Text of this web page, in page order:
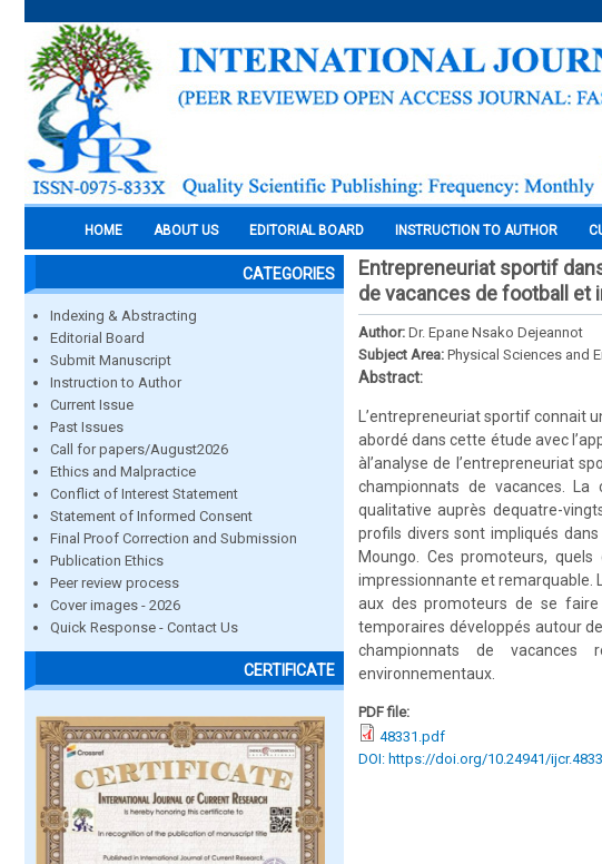
HOME ABOUT US EDITORIAL BOARD INSTRUCTION TO AUTHOR
CATEGORIES
Indexing & Abstracting
Editorial Board
Submit Manuscript
Instruction to Author
Current Issue
Past Issues
Call for papers/August2026
Ethics and Malpractice
Conflict of Interest Statement
Statement of Informed Consent
Final Proof Correction and Submission
Publication Ethics
Peer review process
Cover images - 2026
Quick Response - Contact Us
CERTIFICATE
Entrepreneuriat sportif
de vacances de football
Author: Dr. Epane Nsako Dejeannot
Subject Area: Physical Sciences and
Abstract:
L’entrepreneuriat sportif connait
abordé dans cette étude avec
àl’analyse de l’entrepreneuriat
championnats de vacances. La
qualitative auprès dequatre-
profils divers sont impliqués
Moungo. Ces promoteurs,
impressionnante et remarquable.
aux des promoteurs de se
temporaires développés autour
championnats de vacances
environnementaux.
PDF file:
48331.pdf
DOI: https://doi.org/10.24941/